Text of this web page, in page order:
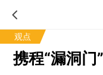
观点
携程“漏洞门